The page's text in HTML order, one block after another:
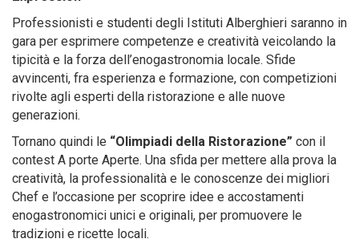
Professionisti e studenti degli Istituti Alberghieri saranno in
gara per esprimere competenze e creatività veicolando la
tipicità e la forza dell’enogastronomia locale. Sfide
avvincenti, fra esperienza e formazione, con competizioni
rivolte agli esperti della ristorazione e alle nuove
generazioni.
Tornano quindi le “Olimpiadi della Ristorazione” con il
contest A porte Aperte. Una sfida per mettere alla prova la
creatività, la professionalità e le conoscenze dei migliori
Chef e l’occasione per scoprire idee e accostamenti
enogastronomici unici e originali, per promuovere le
tradizioni e ricette locali.